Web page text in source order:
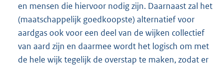
en mensen die hiervoor nodig zijn. Daarnaast zal het
(maatschappelijk goedkoopste) alternatief voor
aardgas ook voor een deel van de wijken collectief
van aard zijn en daarmee wordt het logisch om met
de hele wijk tegelijk de overstap te maken, zodat er